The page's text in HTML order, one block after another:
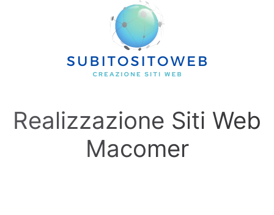
Skip to main content
Realizzazione Siti Web
Macomer